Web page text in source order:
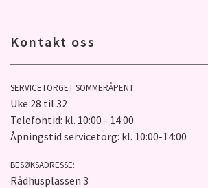
Kontakt oss
SERVICETORGET SOMMERÅPENT:
Uke 28 til 32
Telefontid: kl. 10:00 - 14:00
Åpningstid servicetorg: kl. 10:00-14:00
BESØKSADRESSE:
Rådhusplassen 3